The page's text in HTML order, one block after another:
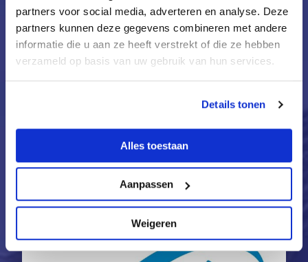
partners voor social media, adverteren en analyse. Deze
partners kunnen deze gegevens combineren met andere
informatie die u aan ze heeft verstrekt of die ze hebben
verzameld op basis van uw gebruik van hun services.
Details tonen
Alles toestaan
Aanpassen
Weigeren
dinsdag 17 maart 2026
Impactverslag RPAnhn 2025
regionale samenwerking het verschil maakt
Het nieuwe impactverslag 2025 van RPAnhn
staat online. In dit digitale verslag laten we
zien hoe we samen met...
Lees verder